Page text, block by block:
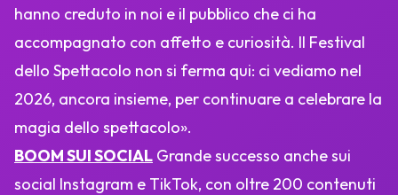
hanno creduto in noi e il pubblico che ci ha
accompagnato con affetto e curiosità. Il Festival
dello Spettacolo non si ferma qui: ci vediamo nel
2026, ancora insieme, per continuare a celebrare la
magia dello spettacolo».
BOOM SUI SOCIAL Grande successo anche sui
social Instagram e TikTok, con oltre 200 contenuti